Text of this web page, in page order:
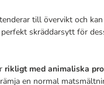
till övervikt och
skräddarsytt för
rikligt med animaliska
en normal